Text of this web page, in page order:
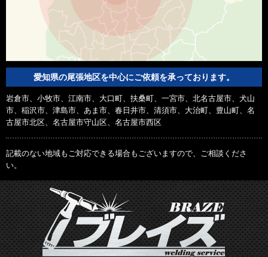
愛知県の尾張地区を中心にご依頼を承っております。
岩倉市、小牧市、江南市、大口町、扶桑町、一宮市、北名古屋市、犬山
市、稲沢市、津島市、あま市、春日井市、清須市、大治町、豊山町、名
古屋市北区、名古屋市守山区、名古屋市西区
記載のない地域もご対応できる場合もございますので、ご相談くださ
い。